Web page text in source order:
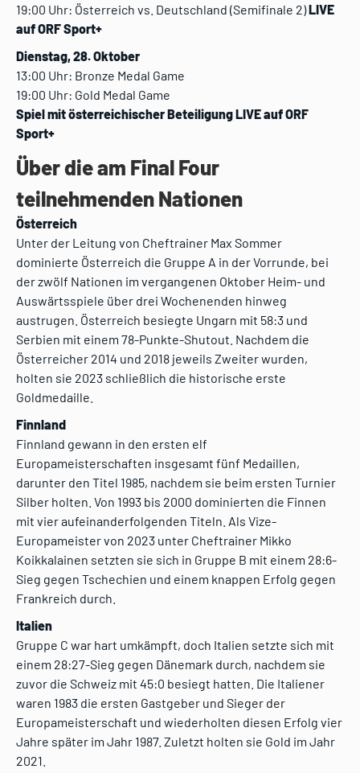
19:00 Uhr: Österreich vs. Deutschland (Semifinale 2)LIVE
auf ORF Sport+
Dienstag, 28. Oktober
13:00 Uhr: Bronze Medal Game
19:00 Uhr: Gold Medal Game
Spiel mit österreichischer Beteiligung LIVE auf ORF
Sport+
Über die am Final Four
teilnehmenden Nationen
Österreich
Unter der Leitung von Cheftrainer Max Sommer
dominierte Österreich die Gruppe A in der Vorrunde, bei
der zwölf Nationen im vergangenen Oktober Heim- und
Auswärtsspiele über drei Wochenenden hinweg
austrugen. Österreich besiegte Ungarn mit 58:3 und
Serbien mit einem 78-Punkte-Shutout. Nachdem die
Österreicher 2014 und 2018 jeweils Zweiter wurden,
holten sie 2023 schließlich die historische erste
Goldmedaille.
Finnland
Finnland gewann in den ersten elf
Europameisterschaften insgesamt fünf Medaillen,
darunter den Titel 1985, nachdem sie beim ersten Turnier
Silber holten. Von 1993 bis 2000 dominierten die Finnen
mit vier aufeinanderfolgenden Titeln. Als Vize-
Europameister von 2023 unter Cheftrainer Mikko
Koikkalainen setzten sie sich in Gruppe B mit einem 28:6-
Sieg gegen Tschechien und einem knappen Erfolg gegen
Frankreich durch.
Italien
Gruppe C war hart umkämpft, doch Italien setzte sich mit
einem 28:27-Sieg gegen Dänemark durch, nachdem sie
zuvor die Schweiz mit 45:0 besiegt hatten. Die Italiener
waren 1983 die ersten Gastgeber und Sieger der
Europameisterschaft und wiederholten diesen Erfolg vier
Jahre später im Jahr 1987. Zuletzt holten sie Gold im Jahr
2021.